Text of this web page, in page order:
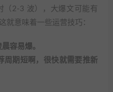
（2-3 波），大爆文可能有
就意味着一些运营技巧：
容易爆。
周期短啊，很快就需要推新